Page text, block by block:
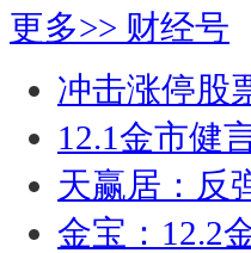
更多>> 财经号
冲击涨停股
12.1金市健
天赢居：反
金宝：12.2